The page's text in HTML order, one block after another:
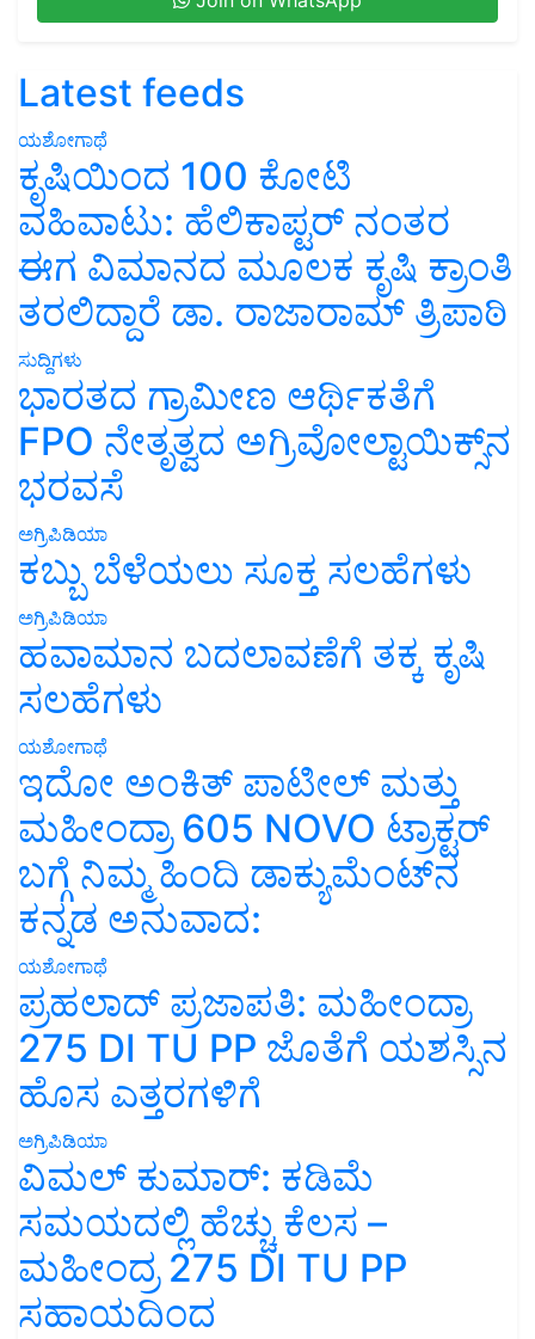
Latest feeds
ಯಶೋಗಾಥೆ
ಕೃಷಿಯಿಂದ 100 ಕೋಟಿ
ವಹಿವಾಟು: ಹೆಲಿಕಾಪ್ಟರ್ ನಂತರ
ಈಗ ವಿಮಾನದ ಮೂಲಕ ಕೃಷಿ ಕ್ರಾಂತಿ
ತರಲಿದ್ದಾರೆ ಡಾ. ರಾಜಾರಾಮ್ ತ್ರಿಪಾಠಿ
ಸುದ್ದಿಗಳು
ಭಾರತದ ಗ್ರಾಮೀಣ ಆರ್ಥಿಕತೆಗೆ
FPO ನೇತೃತ್ವದ ಅಗ್ರಿವೋಲ್ಟಾಯಿಕ್ಸ್‌ನ
ಭರವಸೆ
ಅಗ್ರಿಪಿಡಿಯಾ
ಕಬ್ಬು ಬೆಳೆಯಲು ಸೂಕ್ತ ಸಲಹೆಗಳು
ಅಗ್ರಿಪಿಡಿಯಾ
ಹವಾಮಾನ ಬದಲಾವಣೆಗೆ ತಕ್ಕ ಕೃಷಿ
ಸಲಹೆಗಳು
ಯಶೋಗಾಥೆ
ಇದೋ ಅಂಕಿತ್ ಪಾಟೀಲ್ ಮತ್ತು
ಮಹೀಂದ್ರಾ 605 NOVO ಟ್ರಾಕ್ಟರ್
ಬಗ್ಗೆ ನಿಮ್ಮ ಹಿಂದಿ ಡಾಕ್ಯುಮೆಂಟ್‌ನ
ಕನ್ನಡ ಅನುವಾದ:
ಯಶೋಗಾಥೆ
ಪ್ರಹಲಾದ್ ಪ್ರಜಾಪತಿ: ಮಹೀಂದ್ರಾ
275 DI TU PP ಜೊತೆಗೆ ಯಶಸ್ಸಿನ
ಹೊಸ ಎತ್ತರಗಳಿಗೆ
ಅಗ್ರಿಪಿಡಿಯಾ
ವಿಮಲ್ ಕುಮಾರ್: ಕಡಿಮೆ
ಸಮಯದಲ್ಲಿ ಹೆಚ್ಚು ಕೆಲಸ –
ಮಹೀಂದ್ರ 275 DI TU PP
ಸಹಾಯದಿಂದ